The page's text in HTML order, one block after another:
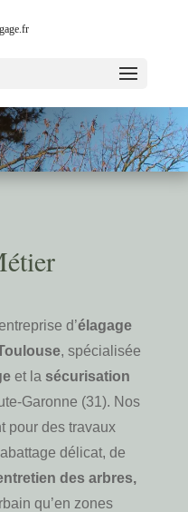
d’élagage
, spécialisée
et la sécurisation
Garonne (31). Nos
pour des travaux
délicat, de
des arbres,
qu’en zones